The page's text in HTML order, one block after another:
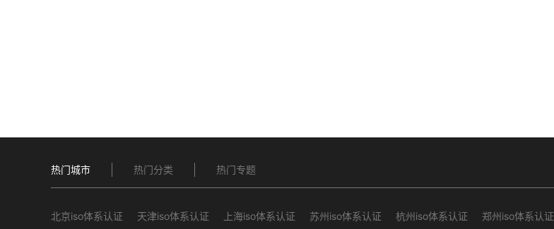
热门城市 热门分类 热门专题
北京iso体系认证 天津iso体系认证 上海iso体系认证 苏州iso体系认证 杭州iso体系认证 郑州iso体系认证